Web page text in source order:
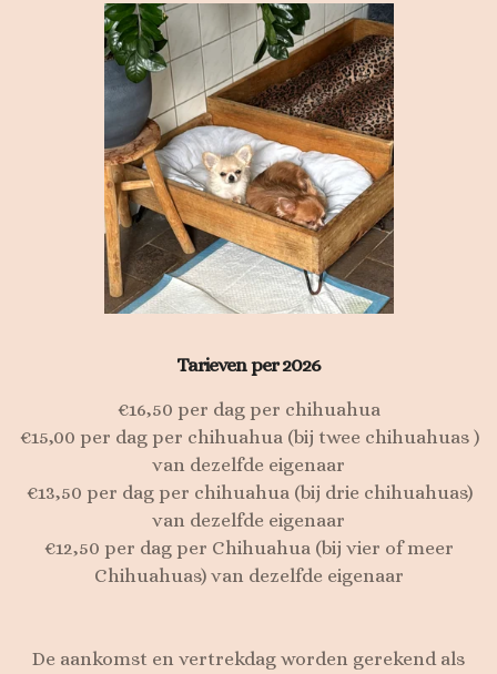
Tarieven per 2026
€16,50 per dag per chihuahua
€15,00 per dag per chihuahua (bij twee chihuahuas )
van dezelfde eigenaar
€13,50 per dag per chihuahua (bij drie chihuahuas)
van dezelfde eigenaar
€12,50 per dag per Chihuahua (bij vier of meer
Chihuahuas) van dezelfde eigenaar
De aankomst en vertrekdag worden gerekend als